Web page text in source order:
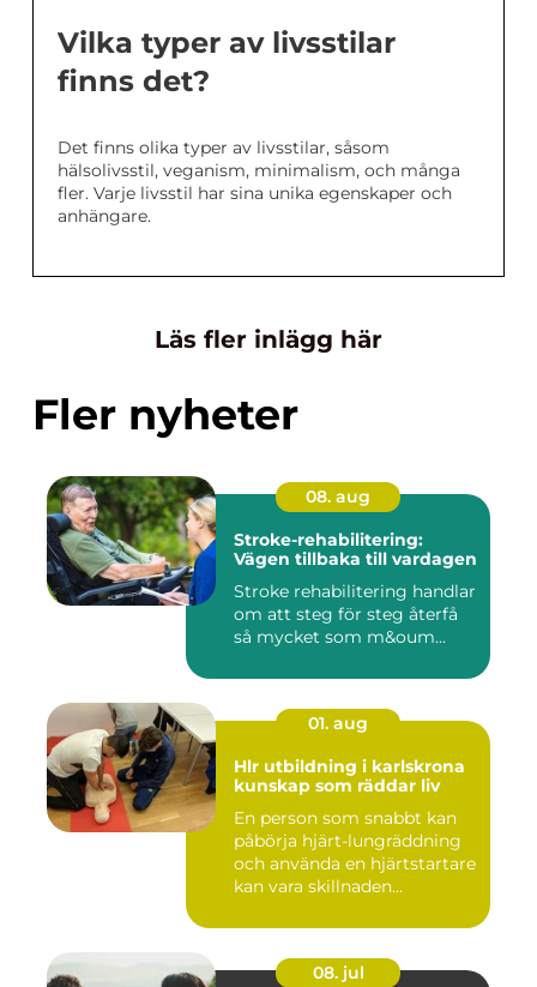
Vilka typer av livsstilar
finns det?
Det finns olika typer av livsstilar, såsom
hälsolivsstil, veganism, minimalism, och många
fler. Varje livsstil har sina unika egenskaper och
anhängare.
Läs fler inlägg här
Fler nyheter
08. aug
Stroke-rehabilitering:
Vägen tillbaka till vardagen
Stroke rehabilitering handlar
om att steg för steg återfå
så mycket som m&oum...
01. aug
Hlr utbildning i karlskrona
kunskap som räddar liv
En person som snabbt kan
påbörja hjärt-lungräddning
och använda en hjärtstartare
kan vara skillnaden...
08. jul